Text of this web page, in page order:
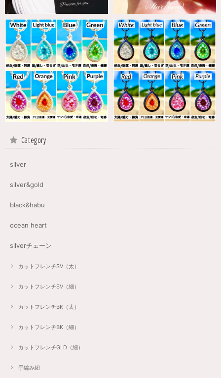
Category
silver
silver&gold
black&habu
ocean heart
silverチェーン
カットフレンチSV（太）
カットフレンチSV（細）
カットフレンチBK（太）
カットフレンチBK（細）
カットフレンチGLD（細）
手編み紐